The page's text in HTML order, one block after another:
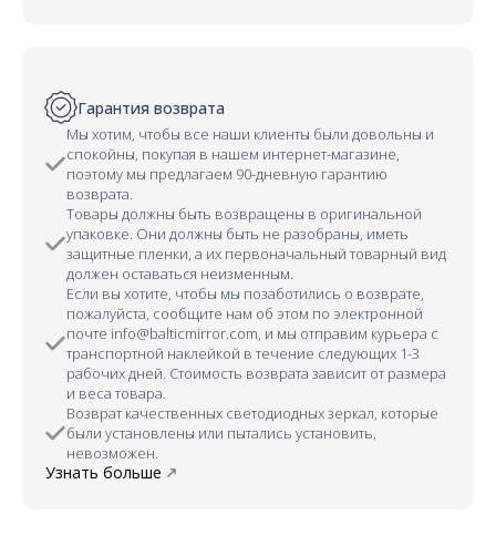
Гарантия возврата
Мы хотим, чтобы все наши клиенты были довольны и
спокойны, покупая в нашем интернет-магазине,
поэтому мы предлагаем 90-дневную гарантию
возврата.
Товары должны быть возвращены в оригинальной
упаковке. Они должны быть не разобраны, иметь
защитные пленки, а их первоначальный товарный вид
должен оставаться неизменным.
Если вы хотите, чтобы мы позаботились о возврате,
пожалуйста, сообщите нам об этом по электронной
почте info@balticmirror.com, и мы отправим курьера с
транспортной наклейкой в течение следующих 1-3
рабочих дней. Стоимость возврата зависит от размера
и веса товара.
Возврат качественных светодиодных зеркал, которые
были установлены или пытались установить,
невозможен.
Узнать больше